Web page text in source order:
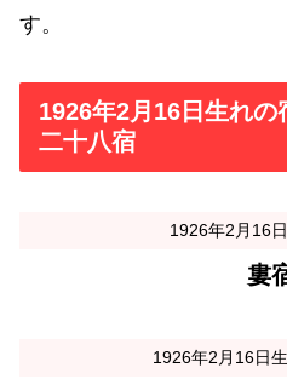
す。
1926年2月16日生れの
二十八宿
1926年2月16
婁
1926年2月16日